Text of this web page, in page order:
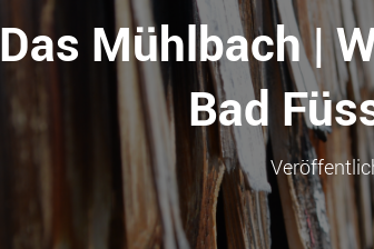
Das Mühlbach |
Bad